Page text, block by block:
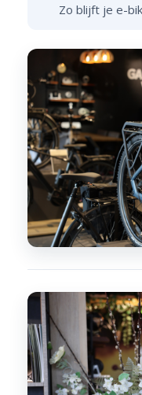
Zo blijft je e-